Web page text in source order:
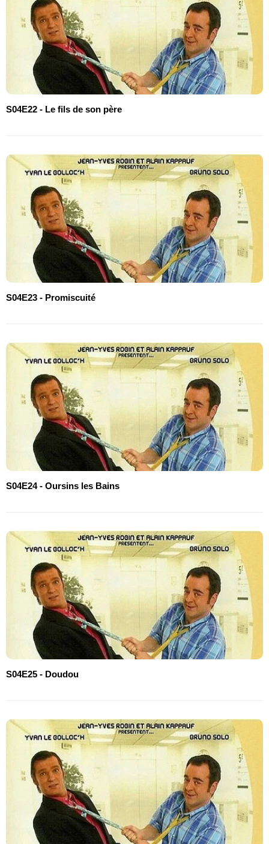
S04E22 - Le fils de son père
S04E23 - Promiscuité
S04E24 - Oursins les Bains
S04E25 - Doudou